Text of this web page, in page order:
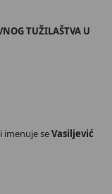
TUŽILAŠTVA U
imenuje seVasiljević